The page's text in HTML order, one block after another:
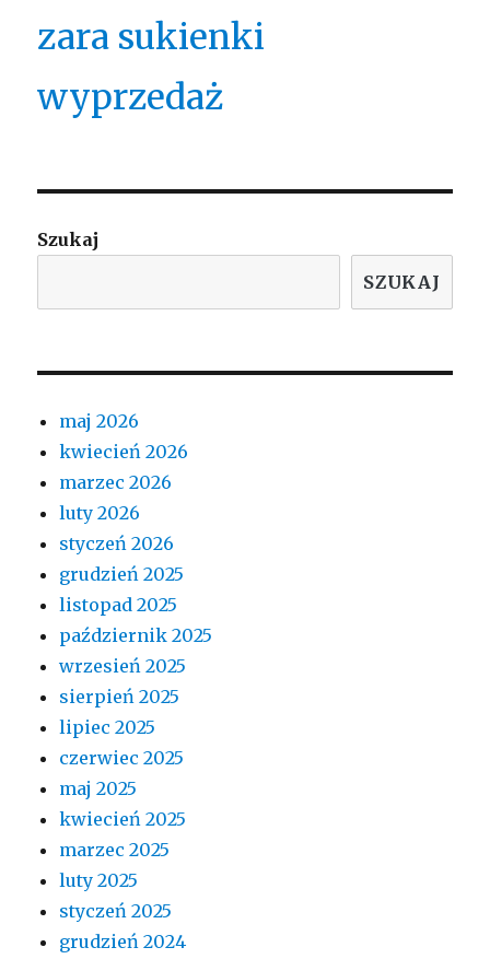
zara sukienki
wyprzedaż
Szukaj
SZUKAJ
maj 2026
kwiecień 2026
marzec 2026
luty 2026
styczeń 2026
grudzień 2025
listopad 2025
październik 2025
wrzesień 2025
sierpień 2025
lipiec 2025
czerwiec 2025
maj 2025
kwiecień 2025
marzec 2025
luty 2025
styczeń 2025
grudzień 2024